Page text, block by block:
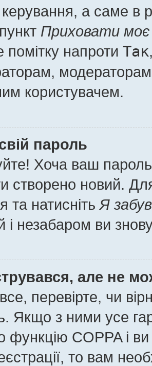
а саме в
Приховати моє
напроти Так
користувачем.
пароль
Хоча ваш
створено новий.
та натисніть Я
і незабаром ви
але не
перевірте, чи
Якщо з ними усе
функцію COPPA і
то вам